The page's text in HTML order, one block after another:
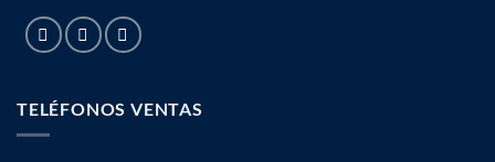
TELÉFONOS VENTAS